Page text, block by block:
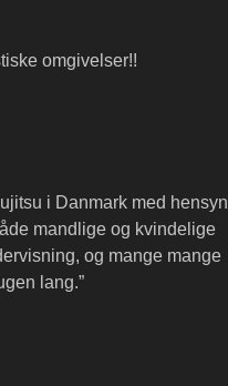
omgivelser!!
i Danmark med hensyn
mandlige og kvindelige
og mange mange
lang.”